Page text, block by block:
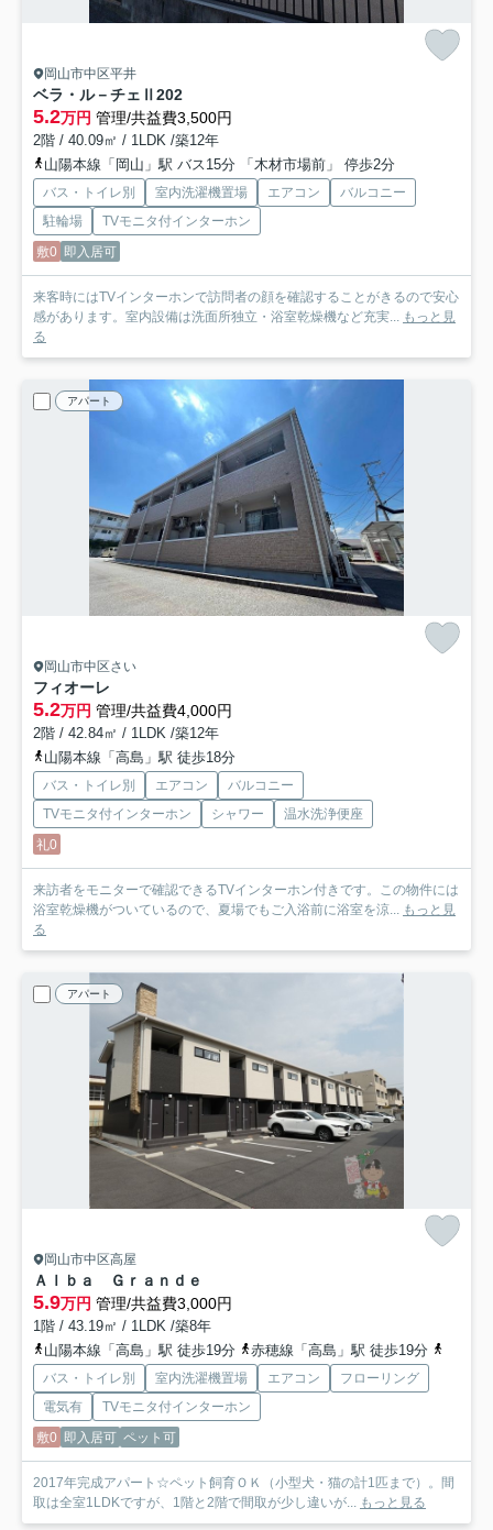
岡山市中区平井
ベラ・ル－チェⅡ 202
5.2万円 管理/共益費3,500円
2階 / 40.09㎡ / 1LDK /築12年
山陽本線「岡山」駅 バス15分 「木材市場前」 停歩2分
バス・トイレ別 室内洗濯機置場 エアコン
バルコニー
駐輪場
TVモニタ付インターホン
敷0 即入居可
来客時にはTVインターホンで訪問者の顔を確認することがきるので安心
感があります。室内設備は洗面所独立・浴室乾燥機など充実...
もっと見
る
アパート
岡山市中区さい
フィオーレ
5.2万円 管理/共益費4,000円
2階 / 42.84㎡ / 1LDK /築12年
山陽本線「高島」駅 徒歩18分
バス・トイレ別 エアコン
バルコニー
TVモニタ付インターホン
シャワー
温水洗浄便座
礼0
来訪者をモニターで確認できるTVインターホン付きです。この物件には
浴室乾燥機がついているので、夏場でもご入浴前に浴室を涼...
もっと見
る
アパート
岡山市中区高屋
Ａｌｂａ Ｇｒａｎｄｅ
5.9万円 管理/共益費3,000円
1階 / 43.19㎡ / 1LDK /築8年
山陽本線「高島」駅 徒歩19分
赤穂線「高島」駅 徒歩19分
バス・トイレ別 室内洗濯機置場 エアコン
フローリング
電気有
TVモニタ付インターホン
敷0 即入居可 ペット可
2017年完成アパート☆ペット飼育ＯＫ（小型犬・猫の計1匹まで）。間
取は全室1LDKですが、1階と2階で間取が少し違いが...
もっと見る